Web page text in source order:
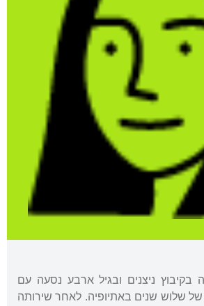
בקיבוץ ניצנים ובגיל ארבע נסעה עם
שלוש שנים באתיופיה. לאחר שירותה